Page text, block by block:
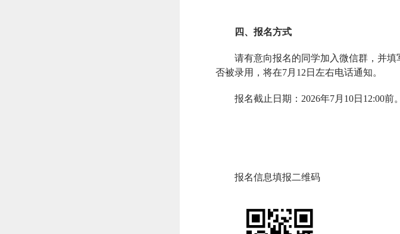
四、报名方式
请有意向报名的同学加入微信群，并填
否被录用，将在7月12日左右电话通知。
报名截止日期： 2026年7月 10日 1 2:00前。
报名信息填报二维码